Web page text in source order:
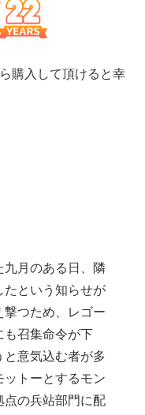
購入して頂けると幸
九月のある日、隣
たという知らせが
撃つため、レゴー
も召集命令が下
と意気込む者が多
ットーとするモン
点の兵站部門に配